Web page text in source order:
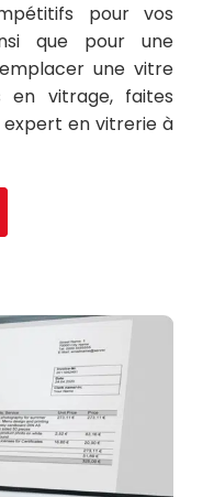
pour vos
que pour une
une vitre
en vitrage, faites
en vitrerie à